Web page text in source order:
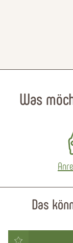
Was
Das